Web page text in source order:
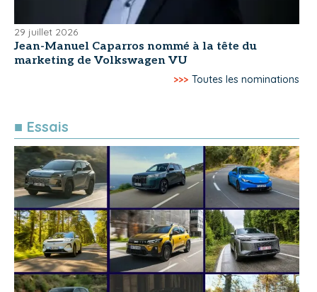
29 juillet 2026
Jean-Manuel Caparros nommé à la tête du
marketing de Volkswagen VU
>>> Toutes les nominations
■ Essais